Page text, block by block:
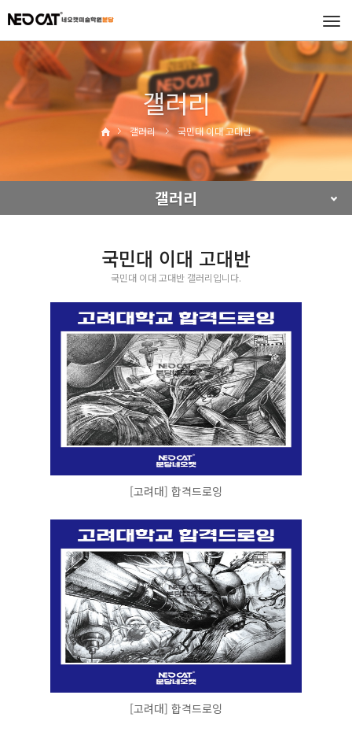
갤러리
갤러리 국민대 이대 고대반
갤러리
국민대 이대 고대반
국민대 이대 고대반 갤러리입니다.
[고려대] 합격드로잉
[고려대] 합격드로잉